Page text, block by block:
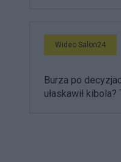
Wideo Salon24
Burza po
ułaskawił